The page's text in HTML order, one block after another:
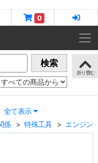
0
検索
全て表示
係 特殊工具 エンジン